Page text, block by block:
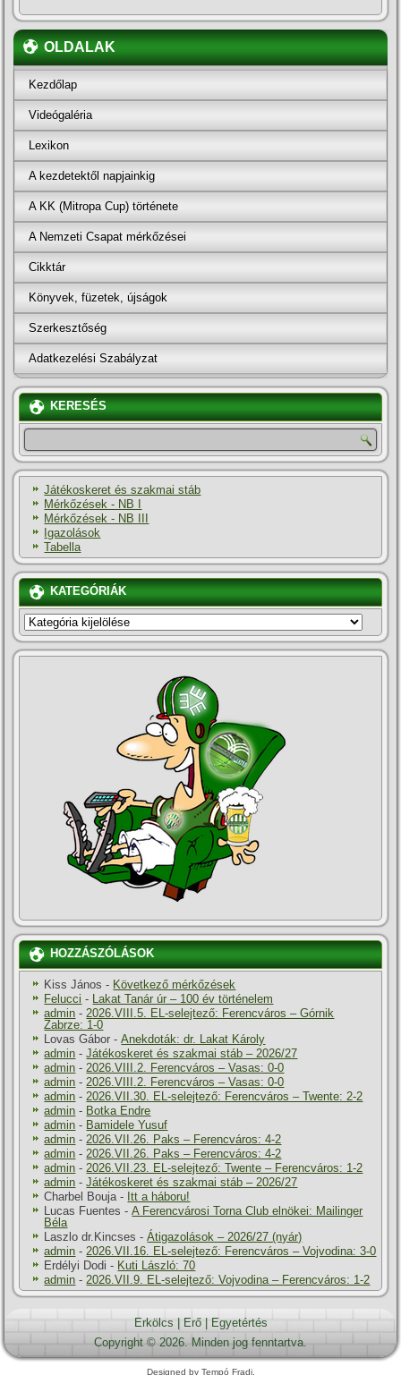
OLDALAK
Kezdőlap
Videógaléria
Lexikon
A kezdetektől napjainkig
A KK (Mitropa Cup) története
A Nemzeti Csapat mérkőzései
Cikktár
Könyvek, füzetek, újságok
Szerkesztőség
Adatkezelési Szabályzat
KERESÉS
Játékoskeret és szakmai stáb
Mérkőzések - NB I
Mérkőzések - NB III
Igazolások
Tabella
KATEGÓRIÁK
KATEGÓRIÁK
HOZZÁSZÓLÁSOK
Kiss János - Következő mérkőzések
Felucci - Lakat Tanár úr – 100 év történelem
admin -2026.VIII.5. EL-selejtező: Ferencváros – Górnik
Zabrze: 1-0
Lovas Gábor -Anekdoták: dr. Lakat Károly
admin -Játékoskeret és szakmai stáb – 2026/27
admin -2026.VIII.2. Ferencváros – Vasas: 0-0
admin -2026.VIII.2. Ferencváros – Vasas: 0-0
admin -2026.VII.30. EL-selejtező: Ferencváros – Twente: 2-2
admin - Botka Endre
admin - Bamidele Yusuf
admin -2026.VII.26. Paks – Ferencváros: 4-2
admin -2026.VII.26. Paks – Ferencváros: 4-2
admin -2026.VII.23. EL-selejtező: Twente – Ferencváros: 1-2
admin -Játékoskeret és szakmai stáb – 2026/27
Charbel Bouja- Itt a háboru!
Lucas Fuentes -A Ferencvárosi Torna Club elnökei: Mailinger
Béla
Laszlo dr.Kincses -Átigazolások – 2026/27 (nyár)
admin -2026.VII.16. EL-selejtező: Ferencváros – Vojvodina: 3-0
Erdélyi Dodi - Kuti László: 70
admin -2026.VII.9. EL-selejtező: Vojvodina – Ferencváros: 1-2
Erkölcs Erő|
Egyetértés
Copyright © 2026. Minden jog fenntartva.
Designed by Tempó Fradi.